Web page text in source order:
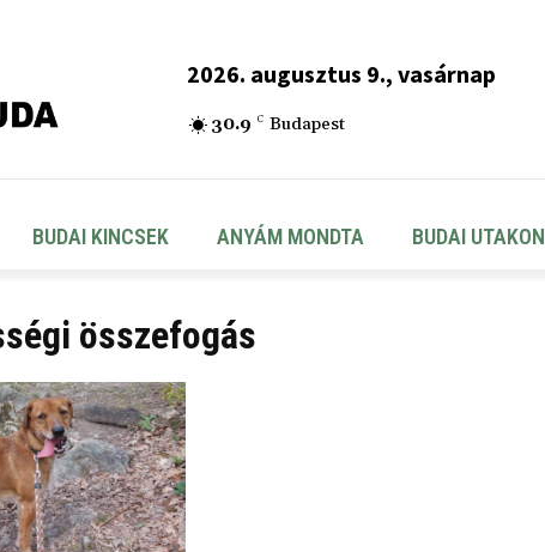
2026. augusztus 9., vasárnap
30.9 C Budapest
BUDAI KINCSEK ANYÁM MONDTA BUDAI UTAKON
összefogás